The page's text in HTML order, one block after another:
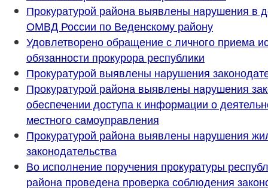
Прокуратурой района выявлены нарушения в
ОМВД России по Веденскому району
Удовлетворено обращение с личного приема
обязанности прокурора республики
Прокуратурой выявлены нарушения
Прокуратурой района выявлены нарушения
обеспечении доступа к информации о
местного самоуправления
Прокуратурой района выявлены нарушения
законодательства
Во исполнение поручения прокуратуры
района проведена проверка соблюдения